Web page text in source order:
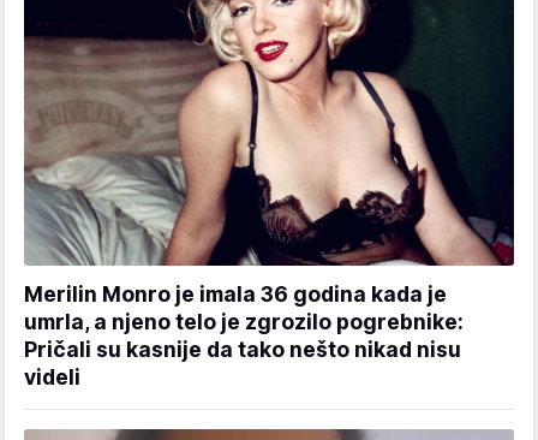
Merilin Monro je imala 36 godina kada je
umrla, a njeno telo je zgrozilo pogrebnike:
Pričali su kasnije da tako nešto nikad nisu
videli